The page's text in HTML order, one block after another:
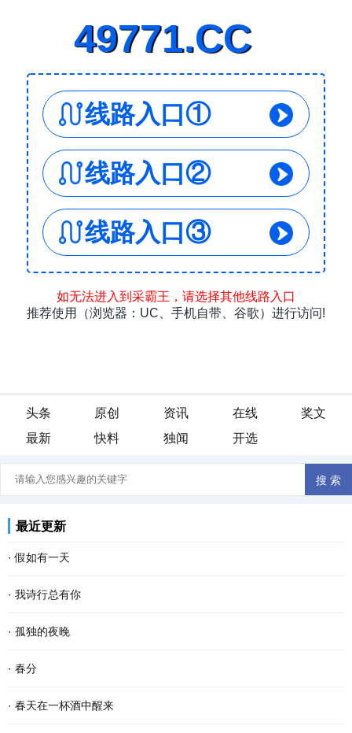
头条 原创 资讯 在线
奖文
最新
快料 独闻 开选
最近更新
·假如有一天
假如有一天， 我变成了一阵风， 我会轻柔的吹过游子的脸庞， 像母
亲般抚慰他漂泊的心灵。 假如有一天， 我变成了一场雨， 我会尽情
的浇灌久旱的粮田， 让干涸的良苗尽情享受绵绵...
· 我诗行总有你
还是喜欢清晨醒来 品一首诗读出相遇 倾听你那温暖的呼吸 我的文字
带孤独治愈 是否将你旋入相思的诗章 读出缺爱的默契 寻找从云端酝
酿已久相惜 生命中那人，会不会把我弄丢？ 这...
· 孤独的夜晚
这个夜晚我又孤独了 从没想过 会离幸福这么遥远 当我疲惫不堪时 站
在皎洁的月亮下 被风呛得咳嗽了数声 遥远的 我仿佛看见了 依稀中你
· 春分
春分 一位季节的仙子 拽着暖暖的春风 蓬勃着生命的气息 撒一路芬芳
· 春天在一杯酒中醒来